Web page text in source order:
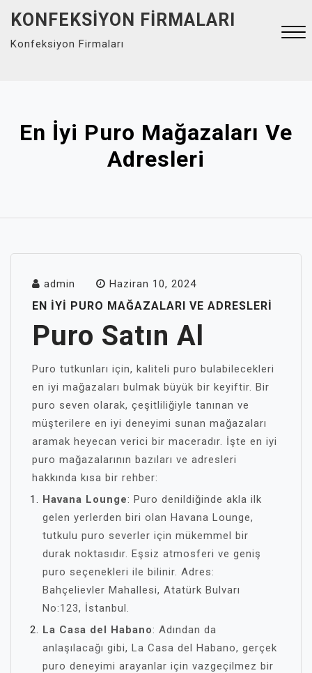
content
KONFEKSIYON FIRMALARI
Konfeksiyon Firmaları
En İyi Puro Mağazaları Ve
Adresleri
admin Haziran 10, 2024
EN İYI PURO MAĞAZALARI VE ADRESLERI
Puro Satın Al
Puro tutkunları için, kaliteli puro bulabilecekleri
en iyi mağazaları bulmak büyük bir keyiftir. Bir
puro seven olarak, çeşitliliğiyle tanınan ve
müşterilere en iyi deneyimi sunan mağazaları
aramak heyecan verici bir maceradır. İşte en iyi
puro mağazalarının bazıları ve adresleri
hakkında kısa bir rehber:
Havana Lounge: Puro denildiğinde akla ilk
gelen yerlerden biri olan Havana Lounge,
tutkulu puro severler için mükemmel bir
durak noktasıdır. Eşsiz atmosferi ve geniş
puro seçenekleri ile bilinir. Adres:
Bahçelievler Mahallesi, Atatürk Bulvarı
No:123, İstanbul.
La Casa del Habano: Adından da
anlaşılacağı gibi, La Casa del Habano, gerçek
puro deneyimi arayanlar için vazgeçilmez bir